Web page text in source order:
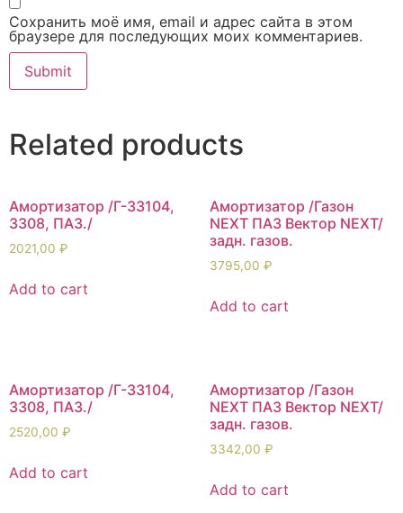
Сохранить моё имя, email и адрес сайта в этом
браузере для последующих моих комментариев.
Related products
Амортизатор /Г-33104,
3308, ПАЗ./
2021,00 ₽
Add to cart
Амортизатор /Газон
NEXT ПАЗ Вектор NEXT/
задн. газов.
3795,00 ₽
Add to cart
Амортизатор /Г-33104,
3308, ПАЗ./
2520,00 ₽
Add to cart
Амортизатор /Газон
NEXT ПАЗ Вектор NEXT/
задн. газов.
3342,00 ₽
Add to cart